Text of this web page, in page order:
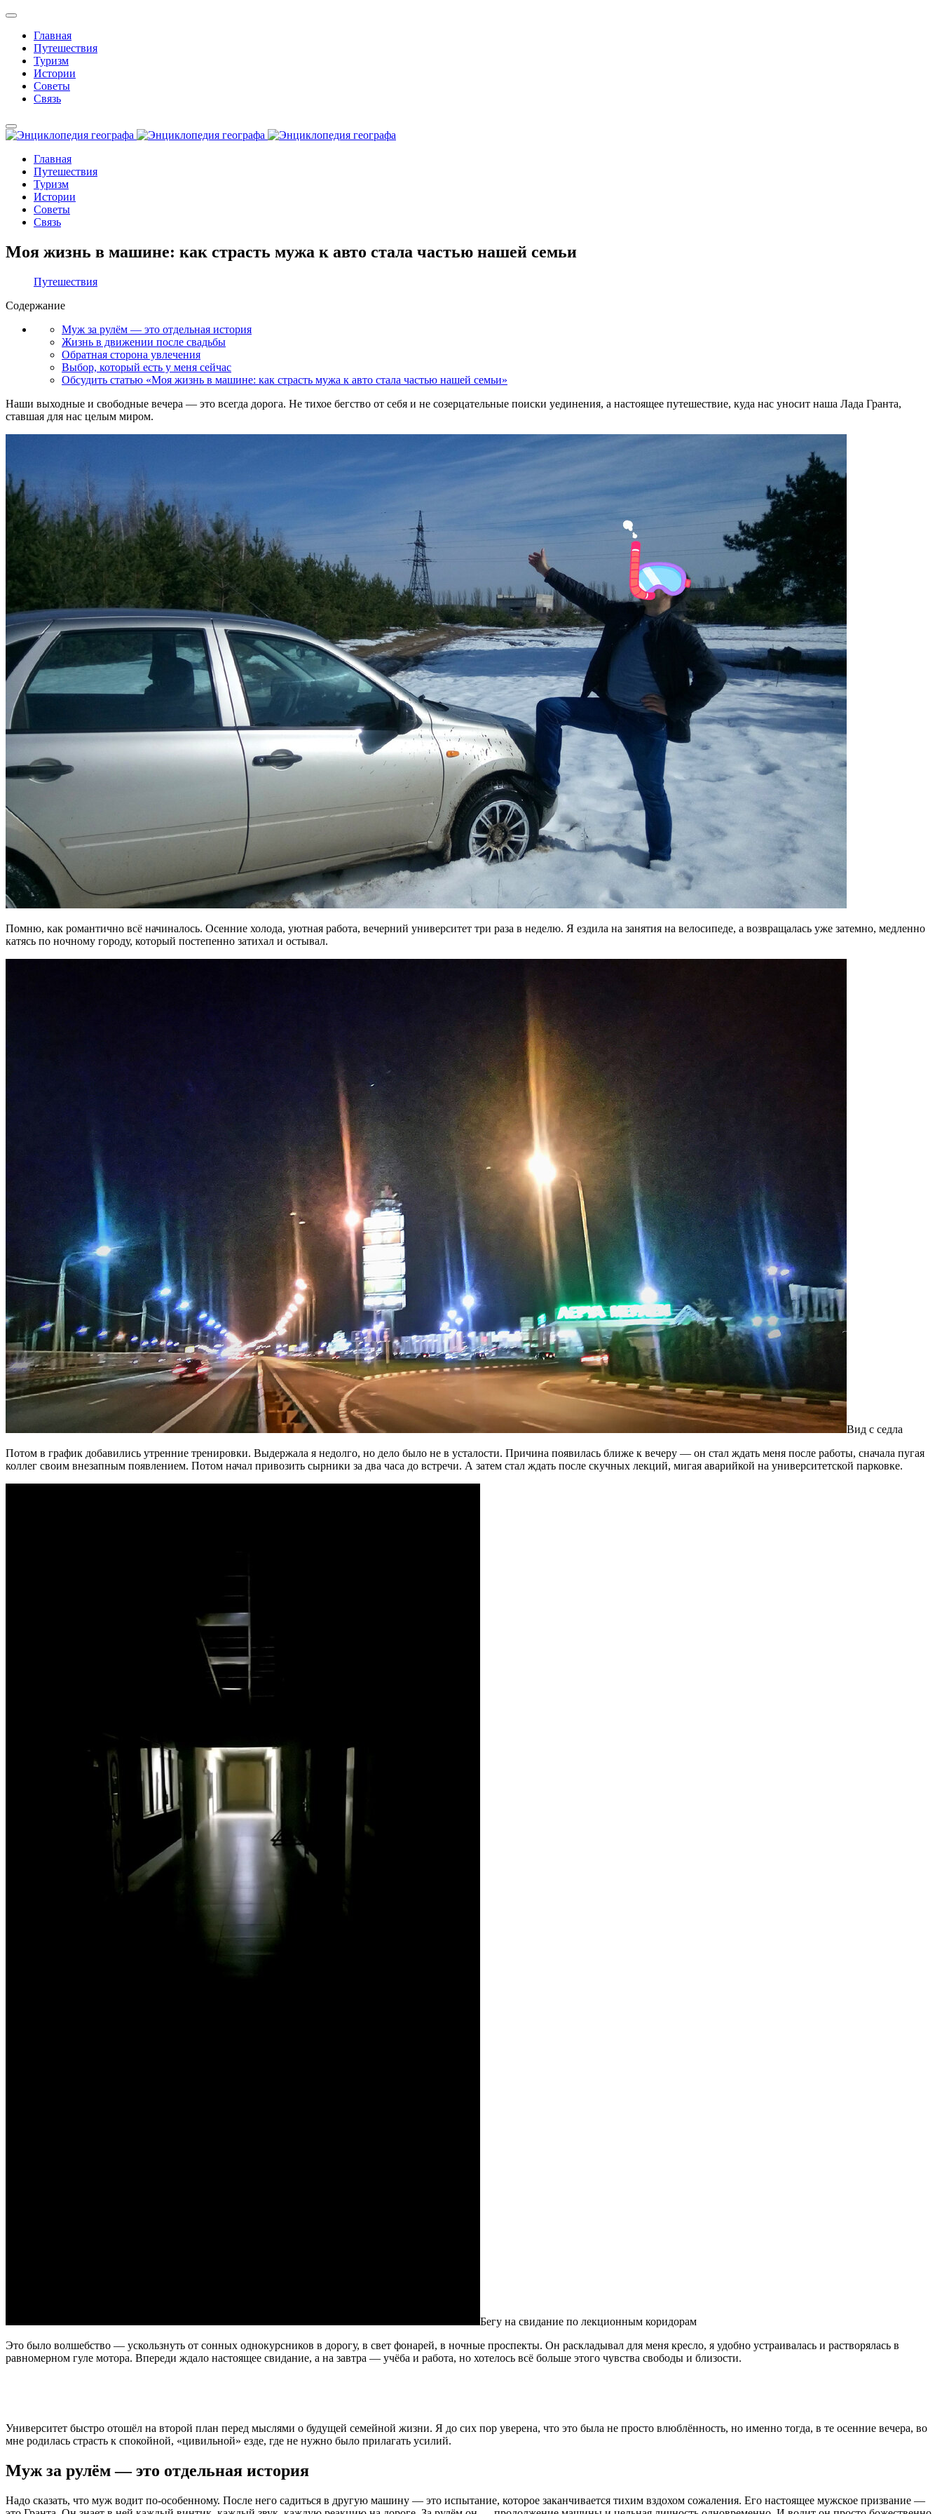
Главная
Путешествия
Туризм
Истории
Советы
Связь
Главная
Путешествия
Туризм
Истории
Советы
Связь
Моя жизнь в машине: как страсть мужа к авто стала частью нашей семьи
Путешествия
Содержание
Муж за рулём — это отдельная история
Жизнь в движении после свадьбы
Обратная сторона увлечения
Выбор, который есть у меня сейчас
Обсудить статью «Моя жизнь в машине: как страсть мужа к авто стала частью нашей семьи»
Наши выходные и свободные вечера — это всегда дорога. Не тихое бегство от себя и не созерцательные поиски уединения, а настоящее путешествие, куда нас уносит наша Лада Гранта,
ставшая для нас целым миром.
Помню, как романтично всё начиналось. Осенние холода, уютная работа, вечерний университет три раза в неделю. Я ездила на занятия на велосипеде, а возвращалась уже затемно, медленно
катясь по ночному городу, который постепенно затихал и остывал.
Вид с седла
Потом в график добавились утренние тренировки. Выдержала я недолго, но дело было не в усталости. Причина появилась ближе к вечеру — он стал ждать меня после работы, сначала пугая
коллег своим внезапным появлением. Потом начал привозить сырники за два часа до встречи. А затем стал ждать после скучных лекций, мигая аварийкой на университетской парковке.
Бегу на свидание по лекционным коридорам
Это было волшебство — ускользнуть от сонных однокурсников в дорогу, в свет фонарей, в ночные проспекты. Он раскладывал для меня кресло, я удобно устраивалась и растворялась в
равномерном гуле мотора. Впереди ждало настоящее свидание, а на завтра — учёба и работа, но хотелось всё больше этого чувства свободы и близости.
Университет быстро отошёл на второй план перед мыслями о будущей семейной жизни. Я до сих пор уверена, что это была не просто влюблённость, но именно тогда, в те осенние вечера, во
мне родилась страсть к спокойной, «цивильной» езде, где не нужно было прилагать усилий.
Муж за рулём — это отдельная история
Надо сказать, что муж водит по-особенному. После него садиться в другую машину — это испытание, которое заканчивается тихим вздохом сожаления. Его настоящее мужское призвание —